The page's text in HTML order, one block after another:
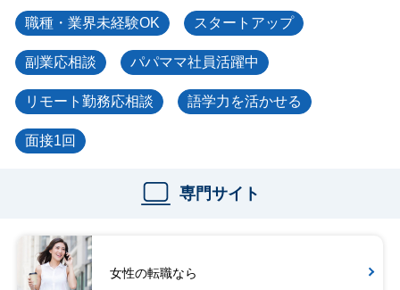
職種・業界未経験OK スタートアップ
副業応相談 パパママ社員活躍中
リモート勤務応相談 語学力を活かせる
面接1回
専門サイト
女性の転職なら